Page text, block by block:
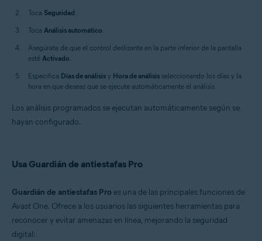
Toca Seguridad.
Toca Análisis automático.
Asegúrate de que el control deslizante en la parte inferior de la pantalla
esté Activado.
Especifica Días de análisis y Hora de análisis seleccionando los días y la
hora en que deseas que se ejecute automáticamente el análisis.
Los análisis programados se ejecutan automáticamente según se
hayan configurado.
Usa Guardián de antiestafas Pro
Guardián de antiestafas Pro es una de las principales funciones de
Avast One. Ofrece a los usuarios las siguientes herramientas para
reconocer y evitar amenazas en línea, mejorando la seguridad
digital: